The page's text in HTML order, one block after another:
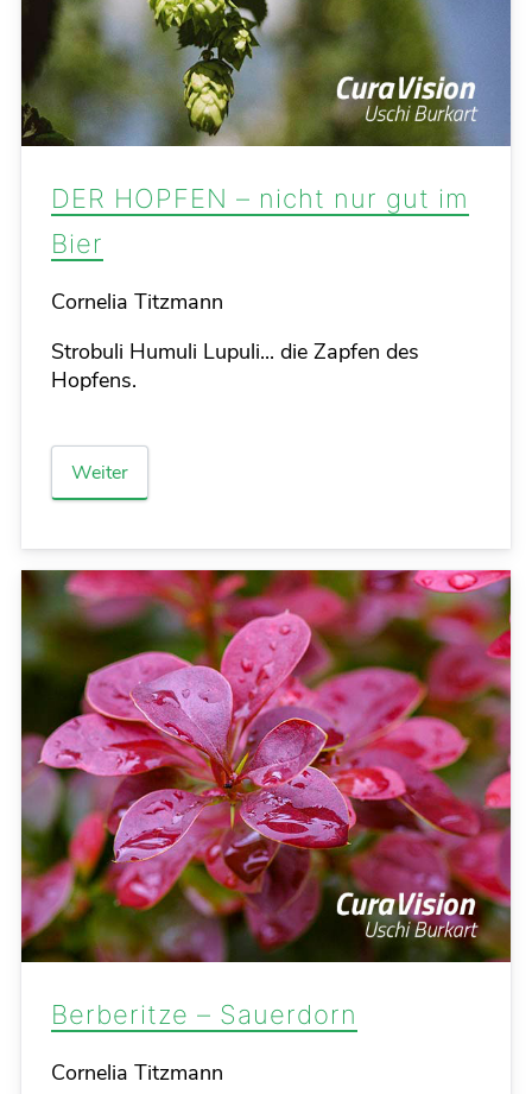
DER HOPFEN – nicht nur gut im
Bier
Details
Cornelia Titzmann
Strobuli Humuli Lupuli... die Zapfen des
Hopfens.
Weiter
Berberitze – Sauerdorn
Details
Cornelia Titzmann